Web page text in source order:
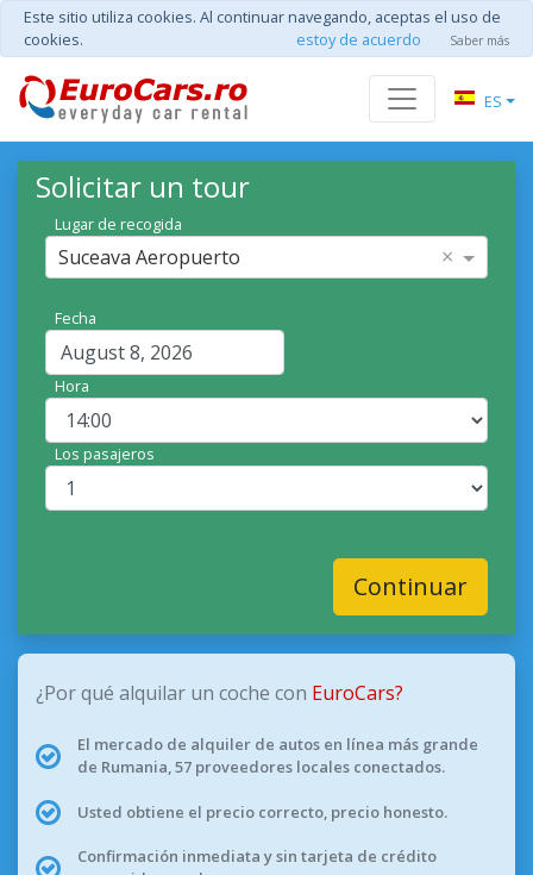
Este sitio utiliza cookies. Al continuar navegando, aceptas el uso de
cookies.
estoy de acuerdo Saber más
ES
Solicitar un tour
Lugar de recogida
Suceava Aeropuerto ×
Fecha
Hora
Los pasajeros
Continuar
¿Por qué alquilar un coche con EuroCars?
El mercado de alquiler de autos en línea más grande
de Rumania, 57 proveedores locales conectados.
Usted obtiene el precio correcto, precio honesto.
Confirmación inmediata y sin tarjeta de crédito